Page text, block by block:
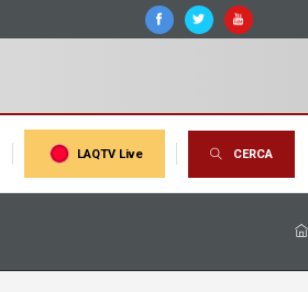
LAQTV Live CERCA